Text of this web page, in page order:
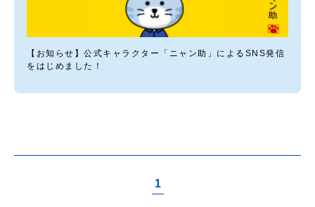
【お知らせ】公式キャラクター「ニャン助」によるSNS発信
をはじめました！
1